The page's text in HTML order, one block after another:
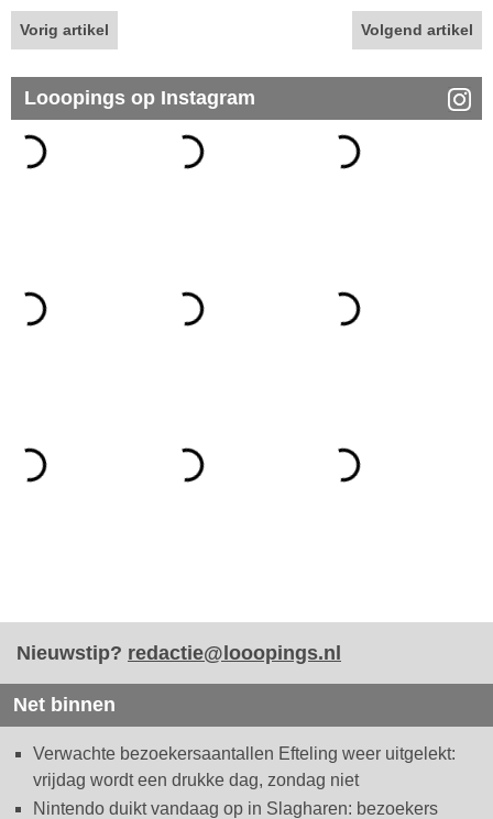
Vorig artikel Volgend artikel
Looopings op Instagram
Nieuwstip? redactie@looopings.nl
Net binnen
Verwachte bezoekersaantallen Efteling weer uitgelekt:
vrijdag wordt een drukke dag, zondag niet
Nintendo duikt vandaag op in Slagharen: bezoekers